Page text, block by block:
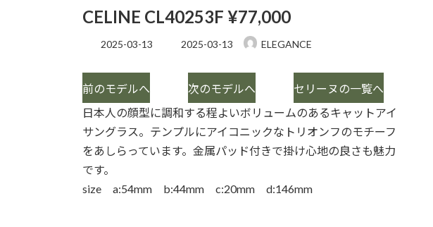
CELINE CL40253F ¥77,000
2025-03-13
最
新
日
時
:
2025-03-13 ELEGANCE
前のモデルへ 次のモデルへ
セリーヌの一覧へ
日本人の顔型に調和する程よいボリュームのあるキャットアイ
サングラス。テンプルにアイコニックなトリオンフのモチーフ
をあしらっています。金属パッド付きで掛け心地の良さも魅力
です。
size a:54mm b:44mm c:20mm d:146mm